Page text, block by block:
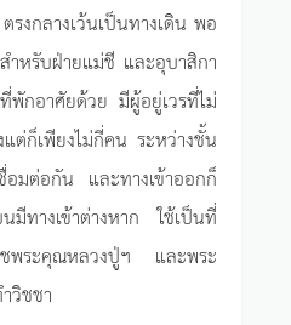
รงกลางเว้นเป็นทางเดิน พอ
ำหรับฝ่ายแม่ชี และอุบาสิกา
พักอาศัยด้วย มีผู้อยู่เวรที่ไม่
แต่ก็เพียงไม่กี่คน ระหว่างชั้น
อมต่อกัน และทางเข้าออกก็
ทางเข้าต่างหาก ใช้เป็นที่
ชพระคุณหลวงปู่ฯ และพระ
วิชชา